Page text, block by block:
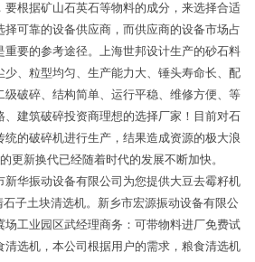
要根据矿山石英石等物料的成分，来选择合适
择可靠的设备供应商，而供应商的设备市场占
重要的参考途径。上海世邦设计生产的砂石料
少、粒型均匀、生产能力大、锤头寿命长、配
级破碎、结构简单、运行平稳、维修方便、等
、建筑破碎投资商理想的选择厂家！目前对石
的破碎机进行生产，结果造成资源的极大浪
更新换代已经随着时代的发展不断加快。
新华振动设备有限公司为您提供大豆去霉籽机
子土块清选机。新乡市宏源振动设备有限公
场工业园区武经理商务：可带物料进厂免费试
清选机，本公司根据用户的需求，粮食清选机